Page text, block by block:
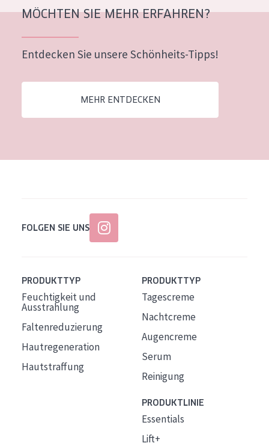
Mischhaut und fettige Haut
Reife Haut
Der Sonne ausgesetzte Haut
Jedes alter
Reife Haut
MÖCHTEN SIE MEHR ERFAHREN?
Entdecken Sie unsere Schönheits-Tipps!
MEHR ENTDECKEN
FOLGEN SIE UNS
PRODUKTTYP
Feuchtigkeit und
Ausstrahlung
Faltenreduzierung
Hautregeneration
Hautstraffung
PRODUKTTYP
Tagescreme
Nachtcreme
Augencreme
Serum
Reinigung
PRODUKTLINIE
Essentials
Lift+